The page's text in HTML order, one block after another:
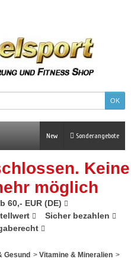
Sonderangebote
New
Keine
möglich
60,- EUR (DE)
Sicher bezahlen
Gesund > Vitamine & Mineralien >